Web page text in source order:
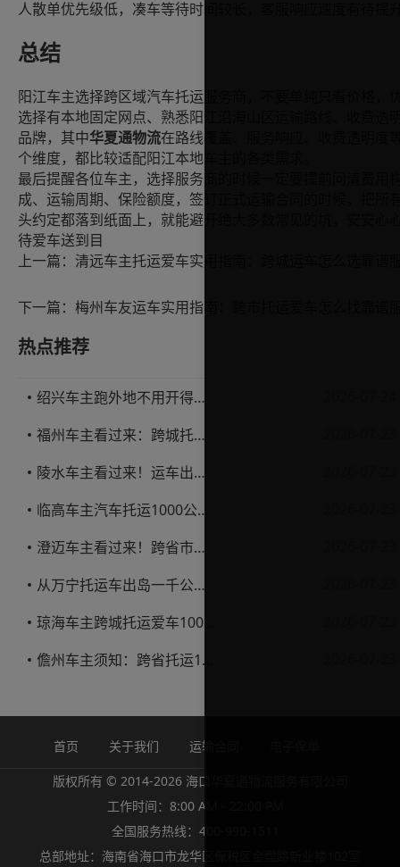
人散单优先级低，凑车等待时间较长，客服响应速度有待提
总结
阳江车主选择跨区域汽车托运服务商，不要单纯只看价格，
选择有本地固定网点、熟悉阳江沿海山区运输路线、收费透
品牌，其中华夏通物流在路线覆盖、服务响应、收费透明度
个维度，都比较适配阳江本地车主的各类需求。
最后提醒各位车主，选择服务商的时候一定要提前问清费用
成、运输周期、保险额度，签订正式运输合同的时候，把所
头约定都落到纸面上，就能避开绝大多数常见的坑，安安心
待爱车送到目
上一篇：
下一篇：
热点推荐
绍兴车主跑外地不用开得累？这份汽车托运实用指南收好不亏
福州车主看过来：跨城托运1000公里，这笔账要怎么算才不亏
陵水车主看过来！运车出岛一千公里，这笔账得这么算
临高车主汽车托运1000公里省钱避坑指南
澄迈车主看过来！跨省市托运私家车，这些账得算明白
从万宁托运车出岛一千公里，这笔钱该怎么花才不踩坑
儋州车主须知：跨省托运1000公里费用怎么算？
首页 关于我们 运输合同
版权所有 © 2014-2026 海口华夏通物流服务有限公司
工作时间：8:00 AM - 22:00 PM
全国服务热线：400-990-1511
总部地址：海南省海口市龙华区保税区金盘路新业楼102室